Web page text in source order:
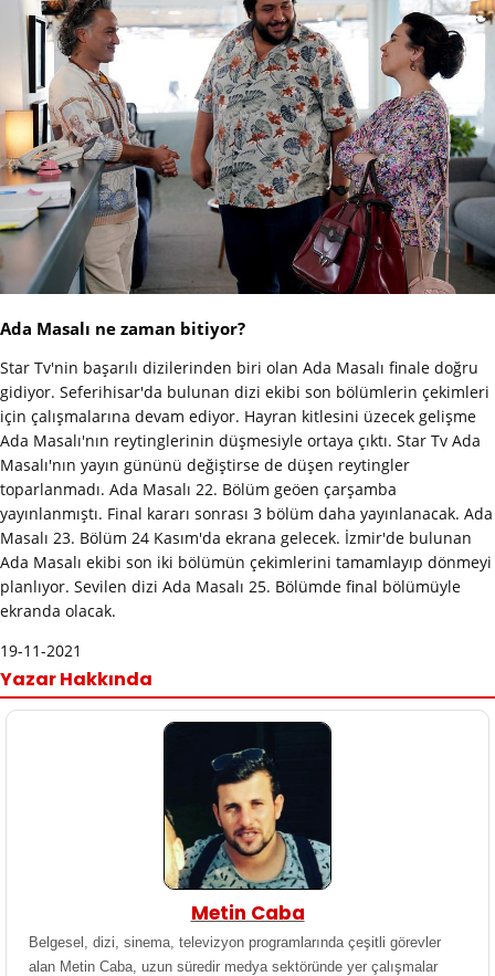
Ada Masalı ne zaman bitiyor?
Star Tv'nin başarılı dizilerinden biri olan Ada Masalı finale doğru
gidiyor. Seferihisar'da bulunan dizi ekibi son bölümlerin çekimleri
için çalışmalarına devam ediyor. Hayran kitlesini üzecek gelişme
Ada Masalı'nın reytinglerinin düşmesiyle ortaya çıktı. Star Tv Ada
Masalı'nın yayın gününü değiştirse de düşen reytingler
toparlanmadı. Ada Masalı 22. Bölüm geöen çarşamba
yayınlanmıştı. Final kararı sonrası 3 bölüm daha yayınlanacak. Ada
Masalı 23. Bölüm 24 Kasım'da ekrana gelecek. İzmir'de bulunan
Ada Masalı ekibi son iki bölümün çekimlerini tamamlayıp dönmeyi
planlıyor. Sevilen dizi Ada Masalı 25. Bölümde final bölümüyle
ekranda olacak.
19-11-2021
Yazar Hakkında
Metin Caba
Belgesel, dizi, sinema, televizyon programlarında çeşitli görevler
alan Metin Caba, uzun süredir medya sektöründe yer çalışmalar